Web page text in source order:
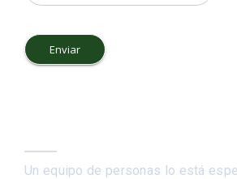
Un equipo de personas lo está